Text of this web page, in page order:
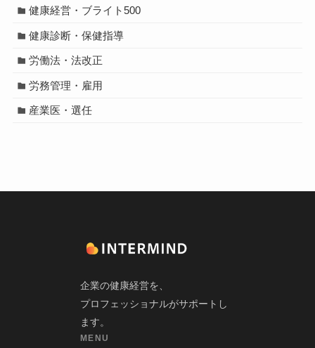
健康経営・ブライト500
健康診断・保健指導
労働法・法改正
労務管理・雇用
産業医・選任
企業の健康経営を、
プロフェッショナルがサポートし
ます。
MENU